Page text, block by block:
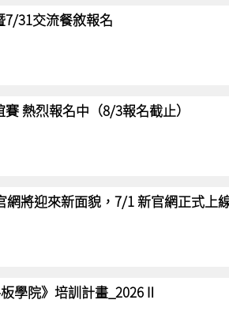
7/31交流餐敘報名
熱烈報名中（8/3報名截止）
網將迎來新面貌，7/1 新官網正式上
學院》培訓計畫_2026Ⅱ